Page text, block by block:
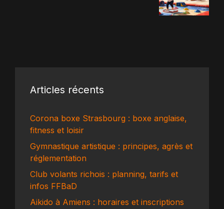
Articles récents
Corona boxe Strasbourg : boxe anglaise,
fitness et loisir
Gymnastique artistique : principes, agrès et
réglementation
Club volants richois : planning, tarifs et
infos FFBaD
Aikido à Amiens : horaires et inscriptions